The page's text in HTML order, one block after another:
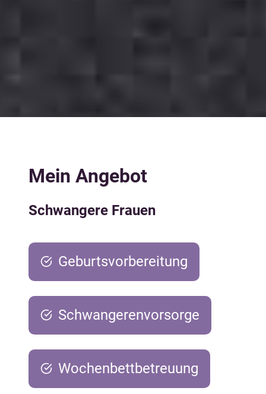
Mein Angebot
Schwangere Frauen
Geburtsvorbereitung
Schwangerenvorsorge
Wochenbettbetreuung